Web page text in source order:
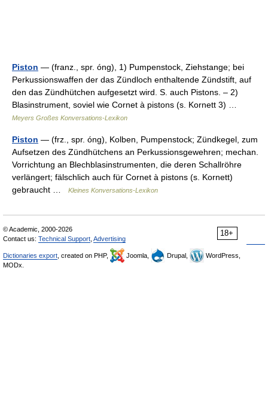
Piston — (franz., spr. óng), 1) Pumpenstock, Ziehstange; bei
Perkussionswaffen der das Zündloch enthaltende Zündstift, auf
den das Zündhütchen aufgesetzt wird. S. auch Pistons. – 2)
Blasinstrument, soviel wie Cornet à pistons (s. Kornett 3) …
Meyers Großes Konversations-Lexikon
Piston — (frz., spr. óng), Kolben, Pumpenstock; Zündkegel, zum
Aufsetzen des Zündhütchens an Perkussionsgewehren; mechan.
Vorrichtung an Blechblasinstrumenten, die deren Schallröhre
verlängert; fälschlich auch für Cornet à pistons (s. Kornett)
gebraucht …
Kleines Konversations-Lexikon
18+
© Academic, 2000-2026
Contact us: Technical Support Advertising
Dictionaries export , created on PHP, Joomla, Drupal,
WordPress,
MODx.